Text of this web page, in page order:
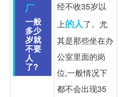
厂
一般
多少
岁就
不要
人
了?
经不收35岁以
上的人了。尤
其是那些坐在办
公室里面的岗
位,一般情况下
都不会出现35